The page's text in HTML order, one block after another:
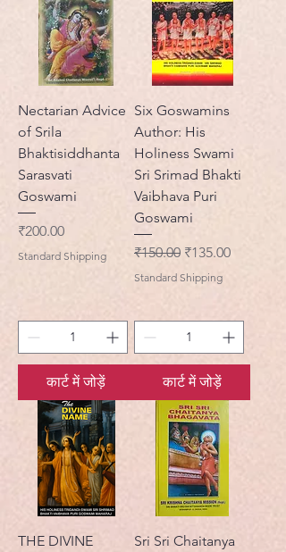
Nectarian Advice
of Srila
Bhaktisiddhanta
Sarasvati
Goswami
मूल्य
₹200.00
Standard Shipping
कार्ट में जोड़ें
Six Goswamins
Author: His
Holiness Swami
Sri Srimad Bhakti
Vaibhava Puri
Goswami
नियमित मूल्य
₹150.00 बिक्री मूल्य
₹135.00
Standard Shipping
कार्ट में जोड़ें
THE DIVINE
Sri Sri Chaitanya